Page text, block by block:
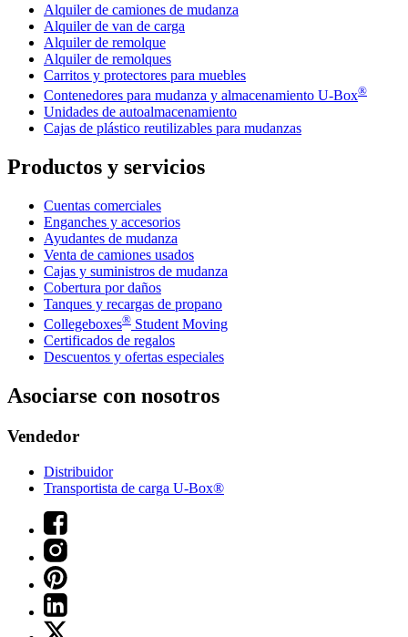
Alquiler de camiones de mudanza
Alquiler de van de carga
Alquiler de remolque
Alquiler de remolques
Carritos y protectores para muebles
Contenedores para mudanza y almacenamiento U-Box®
Unidades de autoalmacenamiento
Cajas de plástico reutilizables para mudanzas
Productos y servicios
Cuentas comerciales
Enganches y accesorios
Ayudantes de mudanza
Venta de camiones usados
Cajas y suministros de mudanza
Cobertura por daños
Tanques y recargas de propano
Collegeboxes® Student Moving
Certificados de regalos
Descuentos y ofertas especiales
Asociarse con nosotros
Vendedor
Distribuidor
Transportista de carga U-Box®